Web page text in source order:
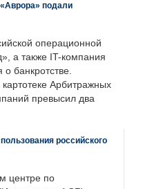
подали
операционной
а также IT-компания
банкротстве.
Арбитражных
превысил два
российского
центре по